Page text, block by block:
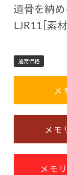
遺骨を納
LJR11［素
通常価格
メ
メモ
メモ